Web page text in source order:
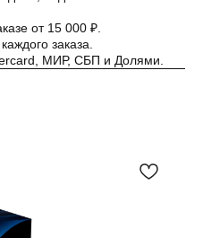
от 15 000 ₽.
заказа.
МИР, СБП и Долями.